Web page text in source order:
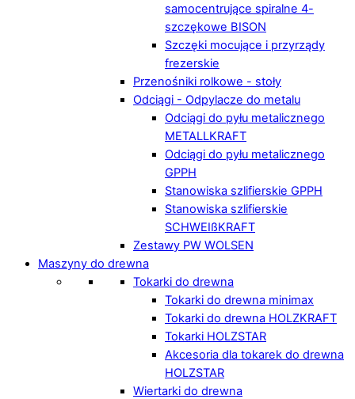
samocentrujące spiralne 4-
szczękowe BISON
Szczęki mocujące i przyrządy
frezerskie
Przenośniki rolkowe - stoły
Odciągi - Odpylacze do metalu
Odciągi do pyłu metalicznego
METALLKRAFT
Odciągi do pyłu metalicznego
GPPH
Stanowiska szlifierskie GPPH
Stanowiska szlifierskie
SCHWEIßKRAFT
Zestawy PW WOLSEN
Maszyny do drewna
Tokarki do drewna
Tokarki do drewna minimax
Tokarki do drewna HOLZKRAFT
Tokarki HOLZSTAR
Akcesoria dla tokarek do drewna
HOLZSTAR
Wiertarki do drewna